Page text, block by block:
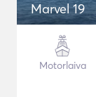
Marvel 19
Motorlaiva